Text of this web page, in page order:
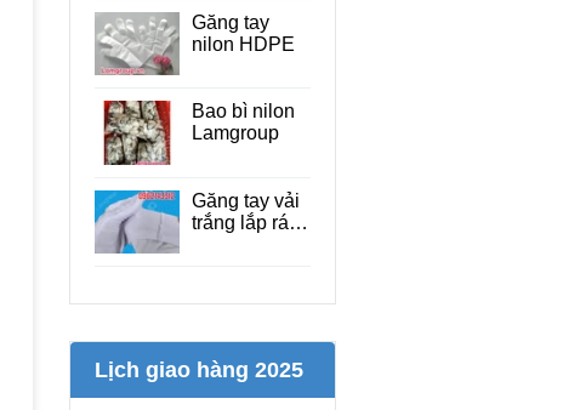
Găng tay
nilon HDPE
Bao bì nilon
Lamgroup
Găng tay vải
trắng lắp ráp
Lịch giao hàng 2025